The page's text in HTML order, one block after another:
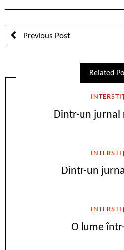
Previous Post
Related
Dintr-un jurnal
Dintr-un
O lume